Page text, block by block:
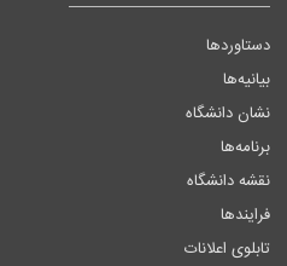
دستاوردها
بیانیه‌ها
نشان دانشگاه
برنامه‌ها
نقشه دانشگاه
فرایندها
تابلوی اعلانات